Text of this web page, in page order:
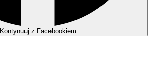
Kontynuuj z Facebookiem